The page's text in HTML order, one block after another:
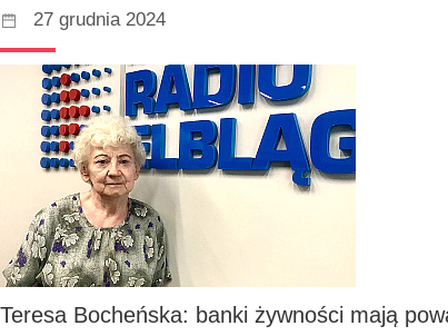
27 grudnia 2024
Teresa Bocheńska: banki żywności mają